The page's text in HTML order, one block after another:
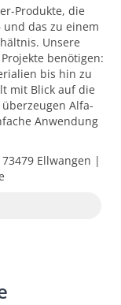
Produkte, die
das zu einem
Unsere
benötigen:
bis hin zu
mit Blick auf die
Alfa-
Anwendung
Ellwangen |